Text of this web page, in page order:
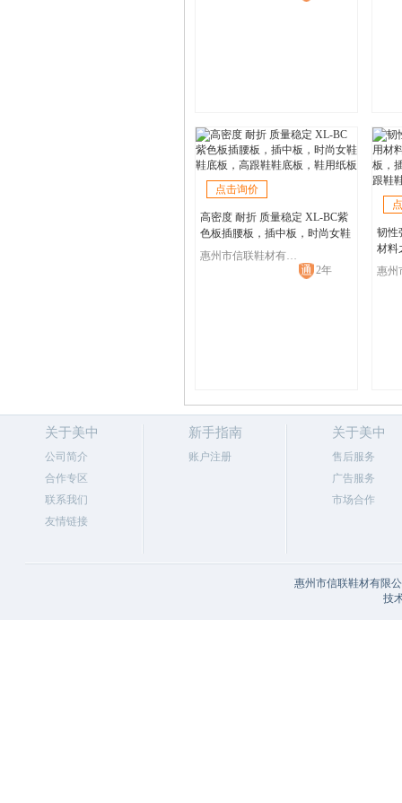
点击询价
高密度 耐折 质量稳定 XL-BC紫
色板插腰板，插中板，时尚女鞋
鞋底板，高跟鞋鞋底板，鞋用纸
惠州市信联鞋材有限公司
2年
韧性
材料
板，
关于美中
公司简介
合作专区
联系我们
友情链接
新手指南
账户注册
关于美中
售后服务
广告服务
市场合作
惠州市信联鞋材有限
技